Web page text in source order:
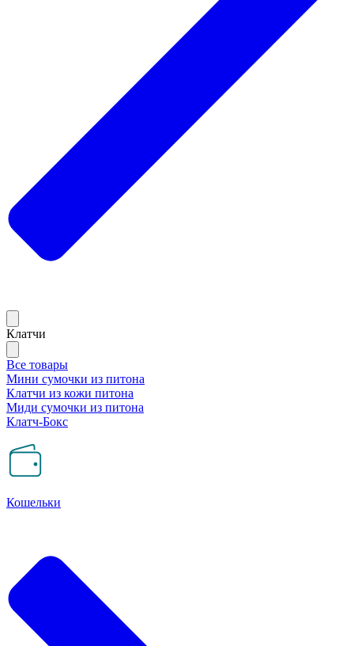
Клатчи
Все товары
Мини сумочки из питона
Клатчи из кожи питона
Миди сумочки из питона
Клатч-Бокс
Кошельки